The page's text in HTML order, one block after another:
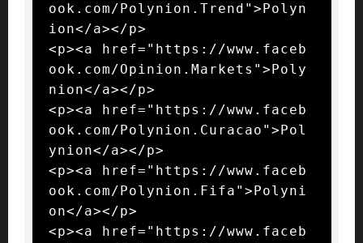
ook.com/Polynion.Trend">Polyn
ion</a></p>
<p><a href="https://www.faceb
ook.com/Opinion.Markets">Poly
nion</a></p>
<p><a href="https://www.faceb
ook.com/Polynion.Curacao">Pol
ynion</a></p>
<p><a href="https://www.faceb
ook.com/Polynion.Fifa">Polyni
on</a></p>
<p><a href="https://www.faceb